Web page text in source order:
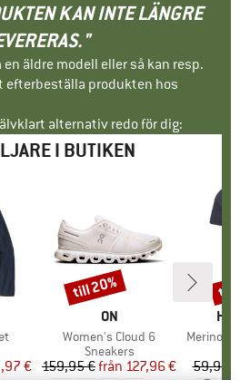
KAN INTE LÄNGRE
äldre modell eller så kan resp.
efterbeställa produkten hos
alternativ redo för dig:
I BUTIKEN
pris
€
VARUMÄRKE
ON
Produkter
Women's Cloud 6
Produktgrupp
Sneakers
Pris
159,95 € Reducerat pris
från 127,96 €
Rabatt
till 20%
Produkter
MerinoMix150
59,95 €
till